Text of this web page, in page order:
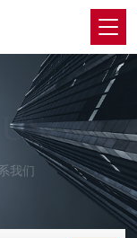
我们